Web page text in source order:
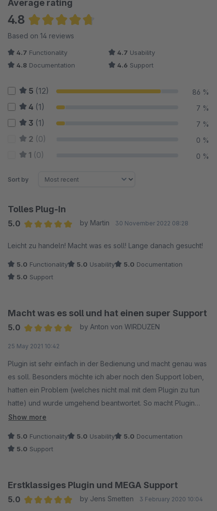
Average rating
4.8
Average rating of 4.75 out of 5 stars
Based on 14 reviews
4.7 Functionality 4.7 Usability
4.8 Documentation 4.6 Support
5 (12) 86 %
4 (1) 7 %
3 (1) 7 %
2 (0) 0 %
1 (0) 0 %
Sort by
Tolles Plug-In
5.0
by Martin 30 November 2022 08:28
Leicht zu handeln! Macht was es soll! Lange danach gesucht!
5.0 Functionality 5.0 Usability 5.0 Documentation
5.0 Support
Macht was es soll und hat einen super Support
5.0
by Anton von WIRDUZEN
25 May 2021 10:42
Plugin ist sehr einfach in der Bedienung und macht genau was
es soll. Besonders möchte ich aber noch den Support loben,
hatten ein Problem (welches nicht mal mit dem Plugin zu tun
hatte) und wurde umgehend beantwortet. So macht Plugin
einsetzen Spaß.
Show more
5.0 Functionality 5.0 Usability 5.0 Documentation
5.0 Support
Erstklassiges Plugin und MEGA Support
5.0
by Jens Smetten 3 February 2020 10:04